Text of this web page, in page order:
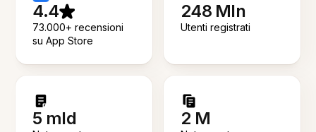
4.4
73.000+ recensioni
su App Store
248 Mln
Utenti registrati
5 mld 2 M